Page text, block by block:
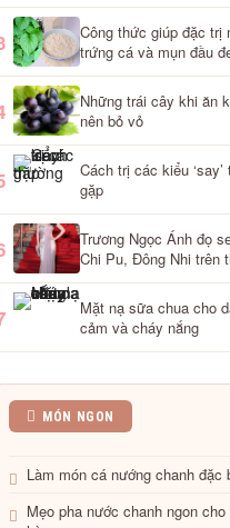
Công thức giúp đặc trị
trứng cá và mụn đầu
Những trái cây khi ăn
nên bỏ vỏ
Cách trị các kiểu ‘say’
gặp
Trương Ngọc Ánh đọ
Chi Pu, Đông Nhi trên
Mặt nạ sữa chua cho
cảm và cháy nắng
MÓN NGON
Làm món cá nướng chanh đặc
Mẹo pha nước chanh ngon cho